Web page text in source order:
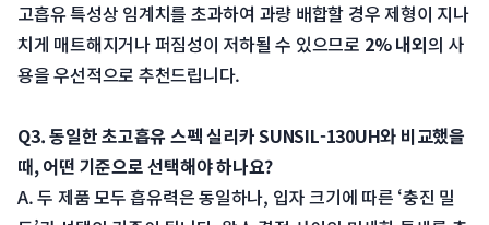
고흡유 특성상 임계치를 초과하여 과량 배합할 경우 제형이 지나
치게 매트해지거나 퍼짐성이 저하될 수 있으므로 2% 내외의 사
용을 우선적으로 추천드립니다.
Q3. 동일한 초고흡유 스펙 실리카 SUNSIL-130UH와 비교했을
때, 어떤 기준으로 선택해야 하나요?
A. 두 제품 모두 흡유력은 동일하나, 입자 크기에 따른 ‘충진 밀